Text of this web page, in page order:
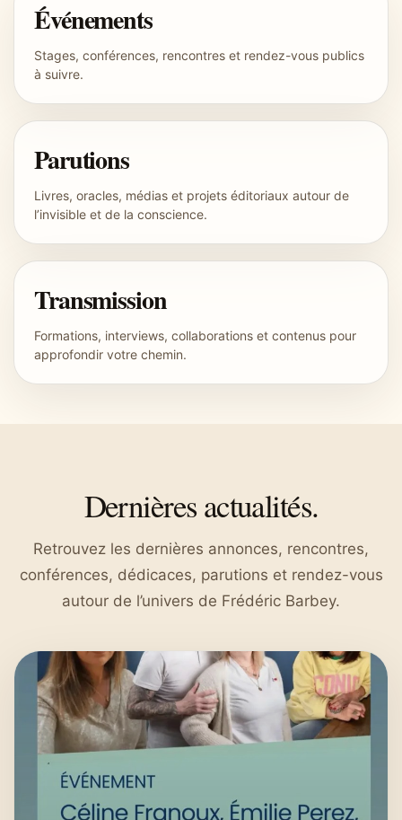
Événements
Stages, conférences, rencontres et rendez-vous publics
à suivre.
Parutions
Livres, oracles, médias et projets éditoriaux autour de
l’invisible et de la conscience.
Transmission
Formations, interviews, collaborations et contenus pour
approfondir votre chemin.
Dernières actualités.
Retrouvez les dernières annonces, rencontres,
conférences, dédicaces, parutions et rendez-vous
autour de l’univers de Frédéric Barbey.